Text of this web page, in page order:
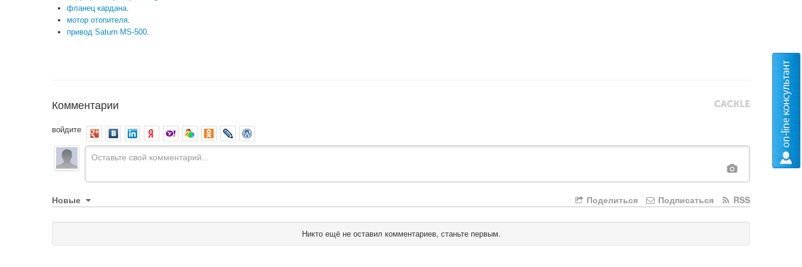
фланец кардана.
мотор отопителя.
привод Saturn MS-500.
Комментарии
войдите
Новые RSS
Подписаться
Поделиться
Никто ещё не оставил комментариев, станьте первым.